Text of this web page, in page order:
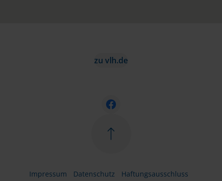
zu vlh.de
Impressum Datenschutz
Haftungsausschluss